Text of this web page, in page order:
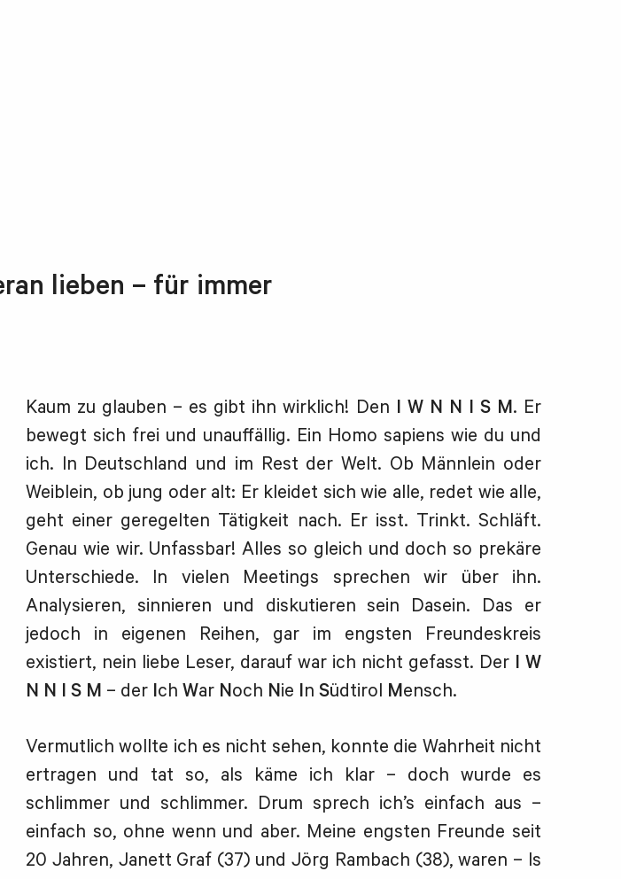
lieben – für immer
Kaum zu glauben – es gibt ihn wirklich! Den I W N N I S M. Er
bewegt sich frei und unauffällig. Ein Homo sapiens wie du und
ich. In Deutschland und im Rest der Welt. Ob Männlein oder
Weiblein, ob jung oder alt: Er kleidet sich wie alle, redet wie alle,
geht einer geregelten Tätigkeit nach. Er isst. Trinkt. Schläft.
Genau wie wir. Unfassbar! Alles so gleich und doch so prekäre
Unterschiede. In vielen Meetings sprechen wir über ihn.
Analysieren, sinnieren und diskutieren sein Dasein. Das er
jedoch in eigenen Reihen, gar im engsten Freundeskreis
existiert, nein liebe Leser, darauf war ich nicht gefasst. Der I W
N N I S M – der Ich War Noch Nie In Südtirol Mensch.
Vermutlich wollte ich es nicht sehen, konnte die Wahrheit nicht
ertragen und tat so, als käme ich klar – doch wurde es
schlimmer und schlimmer. Drum sprech ich’s einfach aus –
einfach so, ohne wenn und aber. Meine engsten Freunde seit
20 Jahren, Janett Graf (37) und Jörg Rambach (38), waren – Is